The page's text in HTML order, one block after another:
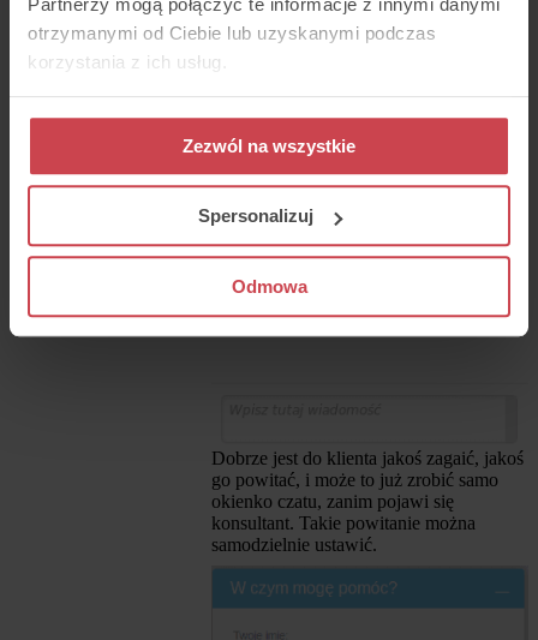
Partnerzy mogą połączyć te informacje z innymi danymi
otrzymanymi od Ciebie lub uzyskanymi podczas
korzystania z ich usług.
Zezwól na wszystkie
Spersonalizuj
Odmowa
prosi nawet o takie podstawowe dane:
Dobrze jest do klienta jakoś zagaić, jakoś
go powitać, i może to już zrobić samo
okienko czatu, zanim pojawi się
konsultant. Takie powitanie można
samodzielnie ustawić.